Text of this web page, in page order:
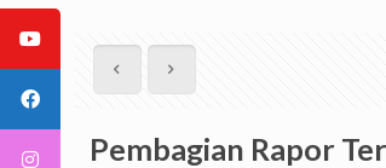
Pembagian Rapor